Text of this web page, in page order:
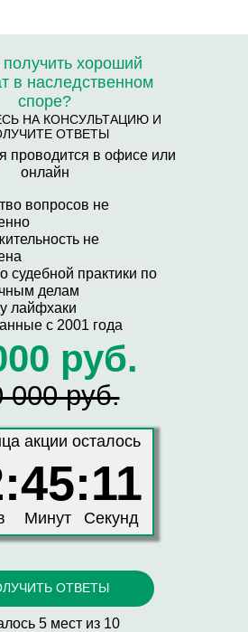
акции осталось
Минут Секунд
получить хороший
в наследственном
споре?
проводится в офисе или
онлайн
ОТВЕТЫ
вопросов не
не
судебной практики по
делам
лайфхаки
с 2001 года
5 мест из 10
000 руб.
руб.
НА КОНСУЛЬТАЦИЮ И
ОТВЕТЫ